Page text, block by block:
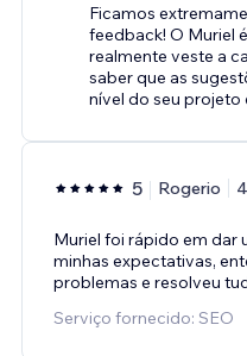
Ficamos
feedback! O Muriel
realmente veste a
saber que as
nível do seu projeto
5 Rogerio
Muriel foi rápido em dar
minhas expectativas,
problemas e resolveu
Serviço fornecido: SEO